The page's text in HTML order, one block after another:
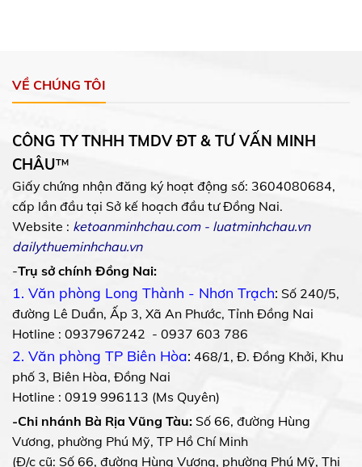
VỀ CHÚNG TÔI
CÔNG TY TNHH TMDV ĐT & TƯ VẤN MINH
CHÂU™
Giấy chứng nhận đăng ký hoạt động số: 3604080684,
cấp lần đầu tại Sở kế hoạch đầu tư Đồng Nai.
Website : ketoanminhchau.com- luatminhchau.vn
dailythueminhchau.vn
-Trụ sở chính Đồng Nai:
1. Văn phòng Long Thành - Nhơn Trạch: Số 240/5,
đường Lê Duẩn, Ấp 3, Xã An Phước, Tỉnh Đồng Nai
Hotline : 0937967242 - 0937 603 786
2. Văn phòng TP Biên Hòa: 468/1, Đ. Đồng Khởi, Khu
phố 3, Biên Hòa, Đồng Nai
Hotline : 0919 996113 (Ms Quyên)
-Chi nhánh Bà Rịa Vũng Tàu: Số 66, đường Hùng
Vương, phường Phú Mỹ, TP Hồ Chí Minh
(Đ/c cũ: Số 66, đường Hùng Vương, phường Phú Mỹ, Thị